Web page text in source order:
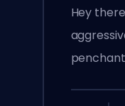
Hey